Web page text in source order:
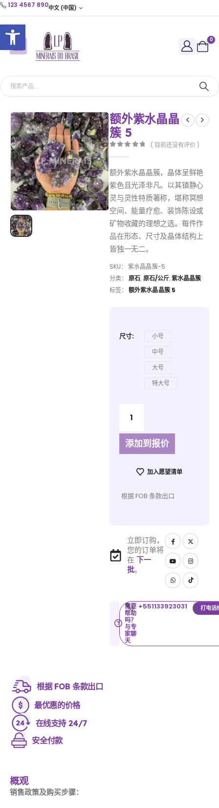
打开工具栏
123 4567 890中文 (中国)
0
额外紫水晶晶
簇 5
( 目前还没有评价 )
额外紫水晶晶簇，晶体呈鲜艳
紫色且光泽非凡。以其镇静心
灵与灵性特质著称，堪称冥想
空间、能量疗愈、装饰陈设或
矿物收藏的理想之选。每件作
品在形态、尺寸及晶体结构上
皆独一无二。
SKU：紫水晶晶簇-5
分类：原石, 原石/公斤,紫水晶晶簇
标签：额外紫水晶晶簇 5
尺寸
小号
中号
大号
特大号
添加到报价
加入愿望清单
根据 FOB 条款出口
立即订购，
您的订单将
在下一
批。
需要
帮助
吗？
与专
家聊
天
+551133923031 打电话
根据 FOB 条款出口
最优惠的价格
在线支持 24/7
安全付款
概观
销售政策及购买步骤：